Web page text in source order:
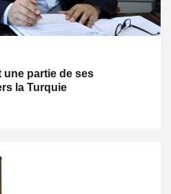
une partie de ses
la Turquie